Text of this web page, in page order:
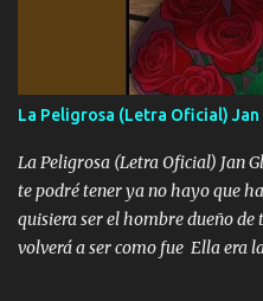
mando un abrazo andamos al
Ando en la colonia bien
fallado para mi compadre
Especial sabe que lo
tomando con mujeres
bien cuidado bien atrabancado y
lo que hablo Entre lob...
La Peligrosa (Letra Oficial) Jan
La Peligrosa (Letra Oficial) Jan
te podré tener ya no hayo que
quisiera ser el hombre dueño de
volverá a ser como fue Ella era